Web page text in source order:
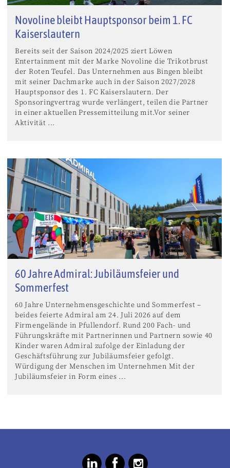
Novoline bleibt Hauptsponsor beim 1. FC
Kaiserslautern
Bereits seit der Saison 2024/2025 ziert Löwen
Entertainment mit der Marke Novoline die Trikotbrust
der Roten Teufel. Das Unternehmen aus Bingen bleibt
mit seiner Dachmarke auch in der Saison 2027/2028
Hauptsponsor des 1. FC Kaiserslautern. Der
Sponsoringvertrag wurde verlängert, teilen die Partner
in einer aktuellen Pressemitteilung mit.Vor seiner
Aktivität ...
60 Jahre Admiral: Jubiläumsfeier und
Sommerfest
60 Jahre Unternehmensgeschichte und Sommerfest –
beides feierte Admiral am 24. Juli 2026 auf dem
Firmengelände in Pfullendorf. Rund 200 Fach- und
Führungskräfte mit Partnerinnen und Partnern sowie 40
Kinder waren Admiral zufolge der Einladung der
Geschäftsführung zur Jubiläumsfeier gefolgt.
Würdigung der Menschen im Unternehmen Mit der
Jubiläumsfeier in Form eines ...